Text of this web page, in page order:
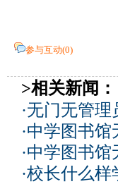
参与互动(0)
>相关新闻：
·无门无管理
·中学图书馆
·中学图书馆
·校长什么样